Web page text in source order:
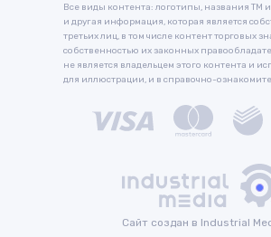
Все виды контента: логотипы, названия ТМ и
и другая информация, которая является
третьих лиц, в том числе контент торговых
собственностью их законных
не является владельцем этого контента и
для иллюстрации, и в справочно-
Сайт создан в Industrial